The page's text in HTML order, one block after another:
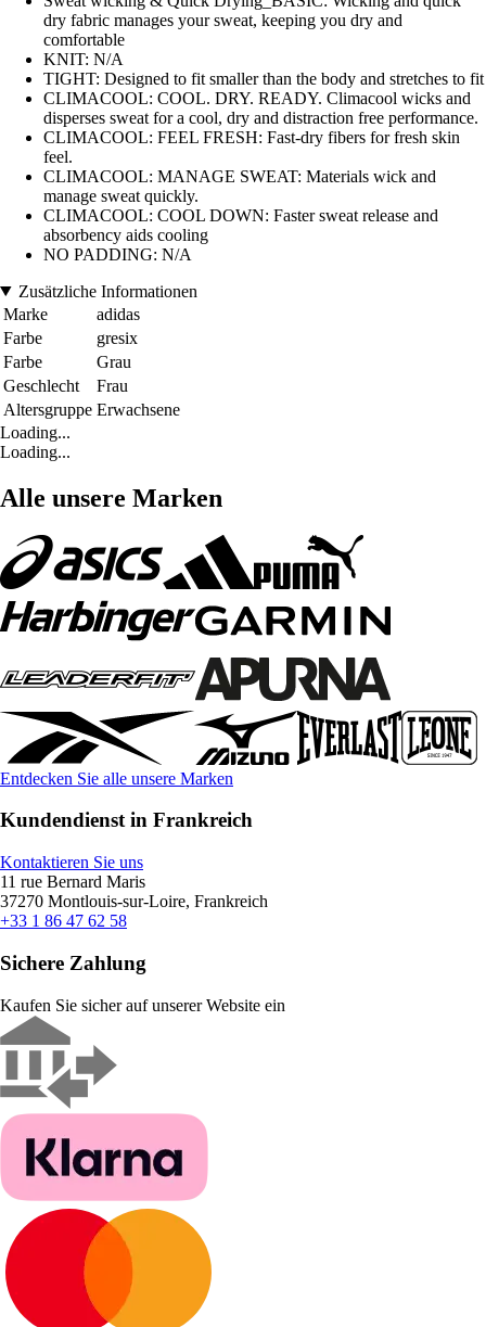
dry fabric manages your sweat, keeping you dry and
comfortable
KNIT: N/A
TIGHT: Designed to fit smaller than the body and stretches to fit
CLIMACOOL: COOL. DRY. READY. Climacool wicks and
disperses sweat for a cool, dry and distraction free performance.
CLIMACOOL: FEEL FRESH: Fast-dry fibers for fresh skin
feel.
CLIMACOOL: MANAGE SWEAT: Materials wick and
manage sweat quickly.
CLIMACOOL: COOL DOWN: Faster sweat release and
absorbency aids cooling
NO PADDING: N/A
Zusätzliche Informationen
Marke
adidas
Farbe
gresix
Farbe
Grau
Geschlecht
Frau
Altersgruppe Erwachsene
Loading...
Loading...
Alle unsere Marken
Entdecken Sie alle unsere Marken
Kundendienst in Frankreich
Kontaktieren Sie uns
11 rue Bernard Maris
37270 Montlouis-sur-Loire, Frankreich
+33 1 86 47 62 58
Sichere Zahlung
Kaufen Sie sicher auf unserer Website ein